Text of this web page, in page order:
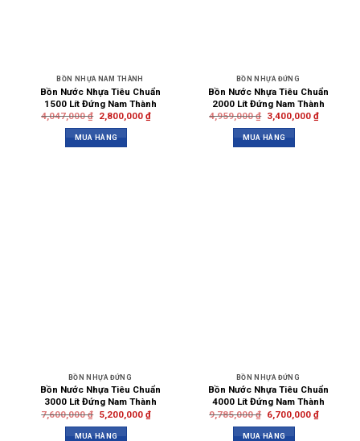
BỒN NHỰA NAM THÀNH
Bồn Nước Nhựa Tiêu Chuẩn
1500 Lít Đứng Nam Thành
4,047,000₫ 2,800,000 ₫
MUA HÀNG
BỒN NHỰA ĐỨNG
Bồn Nước Nhựa Tiêu Chuẩn
2000 Lít Đứng Nam Thành
4,959,000₫ 3,400,000 ₫
MUA HÀNG
BỒN NHỰA ĐỨNG
Bồn Nước Nhựa Tiêu Chuẩn
3000 Lít Đứng Nam Thành
7,600,000₫ 5,200,000 ₫
MUA HÀNG
BỒN NHỰA ĐỨNG
Bồn Nước Nhựa Tiêu Chuẩn
4000 Lít Đứng Nam Thành
9,785,000₫ 6,700,000 ₫
MUA HÀNG